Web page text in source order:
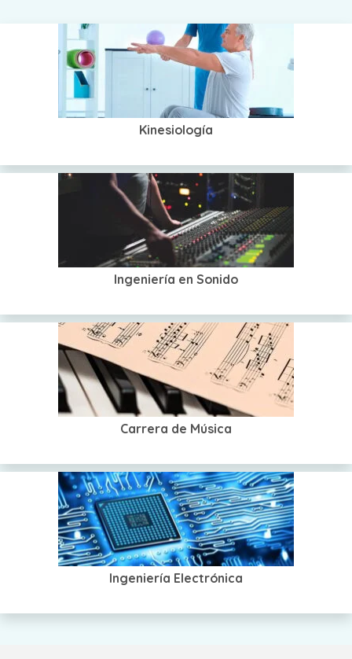
Kinesiología
Ingeniería en Sonido
Carrera de Música
Ingeniería Electrónica